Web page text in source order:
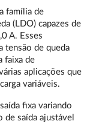
família de
(LDO) capazes de
A. Esses
tensão de queda
faixa de
aplicações que
variáveis.
fixa variando
de saída ajustável